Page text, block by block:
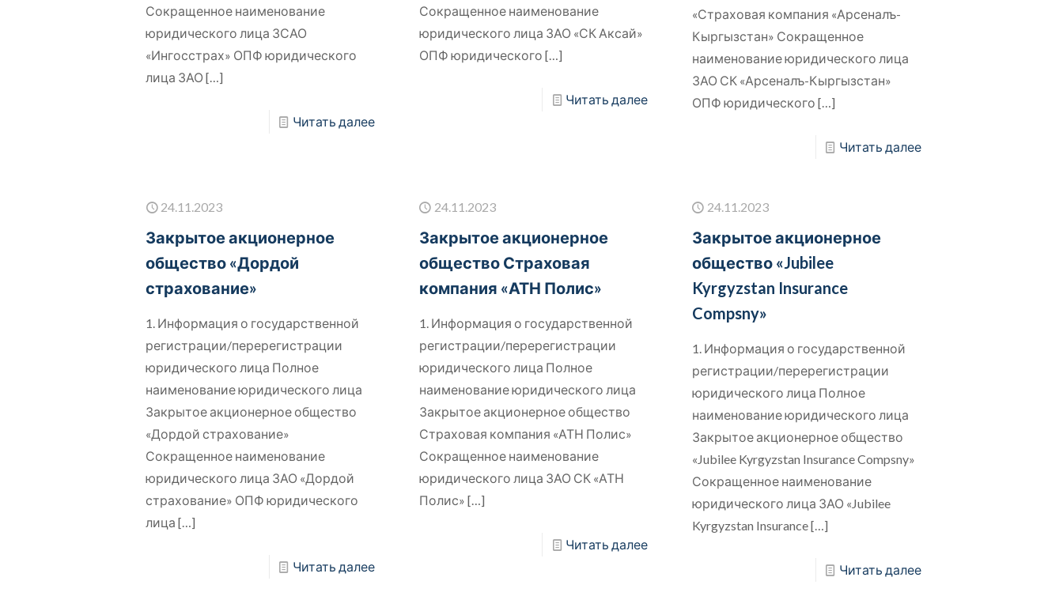
Сокращенное наименование
юридического лица ЗСАО
«Ингосстрах» ОПФ юридического
лица ЗАО […]
Читать далее
Сокращенное наименование
юридического лица ЗАО «СК Аксай»
ОПФ юридического […]
Читать далее
«Страховая компания «Арсеналъ-
Кыргызстан» Сокращенное
наименование юридического лица
ЗАО СК «Арсеналъ-Кыргызстан»
ОПФ юридического […]
Читать далее
24.11.2023
Закрытое акционерное
общество «Дордой
страхование»
1. Информация о государственной
регистрации/перерегистрации
юридического лица Полное
наименование юридического лица
Закрытое акционерное общество
«Дордой страхование»
Сокращенное наименование
юридического лица ЗАО «Дордой
страхование» ОПФ юридического
лица […]
Читать далее
24.11.2023
Закрытое акционерное
общество Страховая
компания «АТН Полис»
1. Информация о государственной
регистрации/перерегистрации
юридического лица Полное
наименование юридического лица
Закрытое акционерное общество
Страховая компания «АТН Полис»
Сокращенное наименование
юридического лица ЗАО СК «АТН
Полис» […]
Читать далее
24.11.2023
Закрытое акционерное
общество «Jubilee
Kyrgyzstan Insurance
Compsny»
1. Информация о государственной
регистрации/перерегистрации
юридического лица Полное
наименование юридического лица
Закрытое акционерное общество
«Jubilee Kyrgyzstan Insurance Compsny»
Сокращенное наименование
юридического лица ЗАО «Jubilee
Kyrgyzstan Insurance[…]
Читать далее